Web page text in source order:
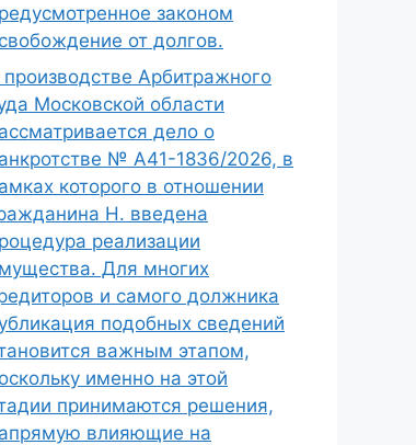
законом
от долгов.
производстве Арбитражного
Московской области
дело о
№ А41-1836/2026, в
которого в отношении
Н. введена
реализации
Для многих
и самого должника
подобных сведений
важным этапом,
именно на этой
принимаются решения,
влияющие на